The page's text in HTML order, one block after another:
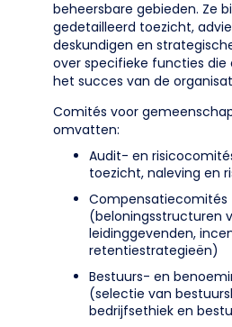
beheersbare gebieden. Ze
gedetailleerd toezicht,
deskundigen en
over specifieke functies die
het succes van de
Comités voor
omvatten:
Audit- en
toezicht, naleving en
Compensatiecomités
(beloningsstructuren
leidinggevenden,
retentiestrategieën)
Bestuurs- en
(selectie van
bedrijfsethiek en